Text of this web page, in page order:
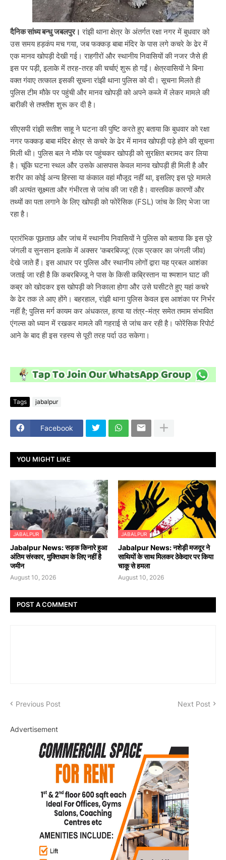
दैनिक सांध्य बन्धु जबलपुर। रांझी थाना क्षेत्र के अंतर्गत रक्षा नगर में बुधवार को
उस समय हड़कंप मच गया, जब फक्कड़ बाबा मंदिर के पास लगे कचरे के ढेर में
एक मानव खोपड़ी देखी गई। राहगीरों और स्थानीय निवासियों की नजर जैसे ही
इस पर पड़ी, इलाके में तरह-तरह की चर्चाएं शुरू हो गईं। क्षेत्रवासियों ने बिना
वक्त गंवाए तत्काल इसकी सूचना रांझी थाना पुलिस को दी। सूचना मिलते ही
पुलिस टीम मौके पर पहुंची और मानव खोपड़ी को अपने कब्जे में लेकर मामले की
बारीकी से तफ्तीश शुरू कर दी है।
सीएसपी रांझी सतीश साहू ने घटना की पुष्टि करते हुए बताया कि बुधवार को रक्षा
नगर फक्कड़ बाबा मंदिर क्षेत्र से कचरे के ढेर में मानव खोपड़ी पड़े होने की सूचना
मिली थी। पुलिस बल ने मौके पर पहुंचकर खोपड़ी को सुरक्षित बरामद कर लिया
है। चूंकि घटना स्थल और उसके आसपास केवल मानव खोपड़ी ही मिली है और
शरीर का कोई अन्य हिस्सा या कंकाल वहां मौजूद नहीं था, इसलिए इस पूरे मामले
की अत्यंत सूक्ष्मता और गंभीरता से जांच की जा रही है। वास्तविक कारणों और
तथ्यों का पता लगाने के लिए खोपड़ी को फोरेंसिक (FSL) जांच के लिए भेजा जा
रहा है।
प्रारंभिक पूछताछ और जांच में स्थानीय निवासियों ने पुलिस को बताया कि इस पूरे
जंगली व सुनसान इलाके में अक्सर 'कबरबिज्जू' (एक प्रकार का जंगली जीव)
देखे जाते हैं। इस आधार पर पुलिस और स्थानीय लोगों द्वारा यह प्रबल आशंका
जताई जा रही है कि कबरबिज्जू ने पास के किसी कब्रिस्तान या श्मशान घाट की
कब्र को खोदकर इस खोपड़ी को निकाला होगा और उसे घसीटते हुए यहां कचरे
के ढेर तक ले आए होंगे। बहरहाल, रांझी थाना पुलिस केवल इस आशंका पर निर्भर
नहीं है; पुलिस मर्ग कायम कर अंधकत्ल, हत्या या तंत्र-मंत्र समेत तमाम संभावित
एंगल्स को ध्यान में रखकर मामले की गहराई से जांच कर रही है। फोरेंसिक रिपोर्ट
आने के बाद ही इस रहस्य से पूरी तरह पर्दा उठ सकेगा।
Tags jabalpur
Facebook
YOU MIGHT LIKE
JABALPUR
Jabalpur News: सड़क किनारे हुआ
अंतिम संस्कार, मुक्तिधाम के लिए नहीं है
जमीन
August 10, 2026
JABALPUR
Jabalpur News: नशेड़ी मजदूर ने
साथियों के साथ मिलकर ठेकेदार पर किया
चाकू से हमला
August 10, 2026
POST A COMMENT
Previous Post Next Post
Advertisement